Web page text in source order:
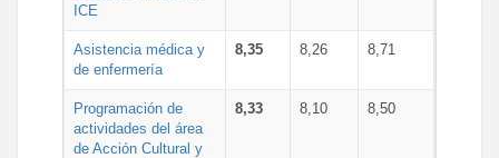
ICE
Asistencia médica y
de enfermería
8,35 8,26 8,71
Programación de
actividades del área
de Acción Cultural y
8,33 8,10 8,50